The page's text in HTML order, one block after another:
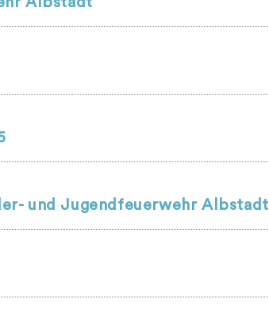
und Jugendfeuerwehr Albstadt